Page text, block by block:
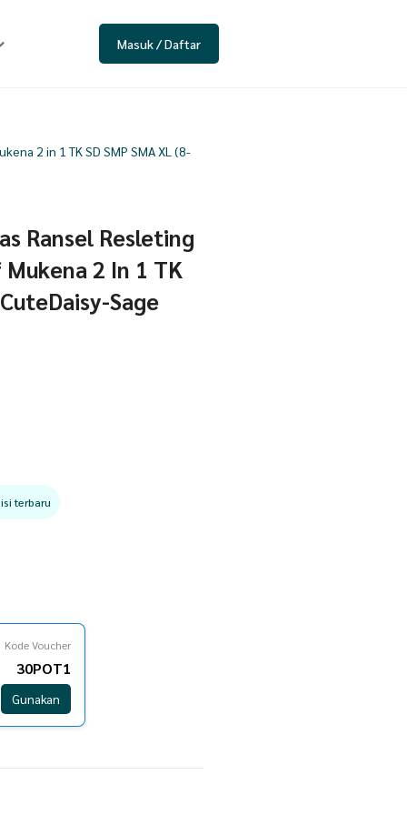
Masuk / Daftar
2 in 1 TK SD SMP SMA XL (8-
Ransel Resleting
2 In 1 TK
Sage
terbaru
Kode Voucher
30POT1
Gunakan